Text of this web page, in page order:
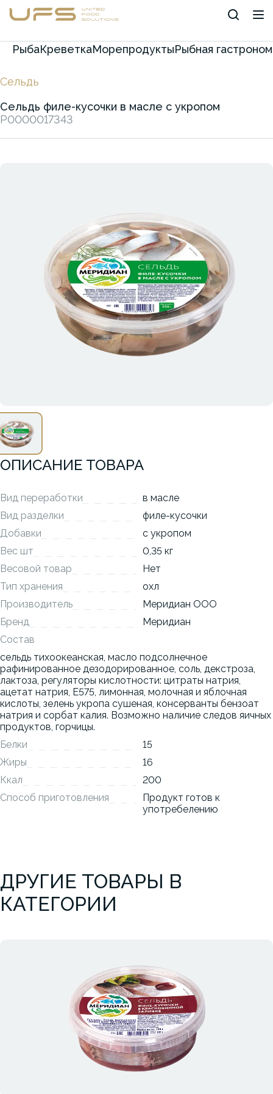
РыбаКреветкаМорепродуктыРыбная
Сельдь
Сельдь филе-кусочки в масле с укропом
P0000017343
ОПИСАНИЕ ТОВАРА
Вид переработки
в масле
Вид разделки
филе-кусочки
Добавки
с укропом
Вес шт
0,35 кг
Весовой товар
Нет
Тип хранения
охл
Производитель
Меридиан ООО
Бренд
Меридиан
Состав
сельдь тихоокеанская, масло подсолнечное
рафинированное дезодорированное, соль, декстроза,
лактоза, регуляторы кислотности: цитраты натрия,
ацетат натрия, Е575, лимонная, молочная и яблочная
кислоты, зелень укропа сушеная, консерванты бензоат
натрия и сорбат калия. Возможно наличие следов яичных
продуктов, горчицы.
Белки
15
Жиры
16
Ккал
200
Способ приготовления
Продукт готов к
употребелению
ДРУГИЕ ТОВАРЫ В
КАТЕГОРИИ